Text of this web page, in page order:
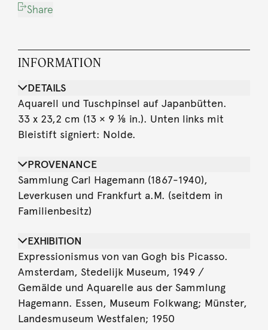
Share
INFORMATION
DETAILS
Aquarell und Tuschpinsel auf Japanbütten.
33 x 23,2 cm (13 × 9 ⅛ in.). Unten links mit
Bleistift signiert: Nolde.
PROVENANCE
Sammlung Carl Hagemann (1867-1940),
Leverkusen und Frankfurt a.M. (seitdem in
Familienbesitz)
EXHIBITION
Expressionismus von van Gogh bis Picasso.
Amsterdam, Stedelijk Museum, 1949 /
Gemälde und Aquarelle aus der Sammlung
Hagemann. Essen, Museum Folkwang; Münster,
Landesmuseum Westfalen; 1950